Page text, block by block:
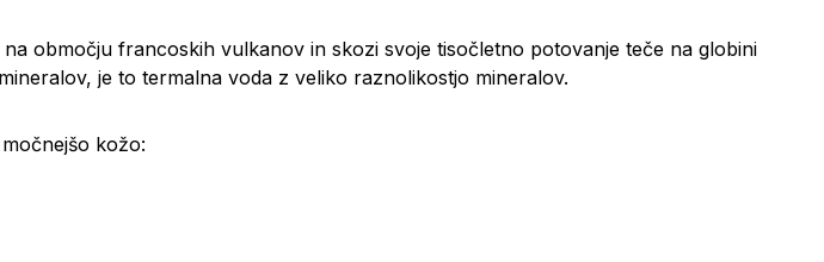
območju francoskih vulkanov in skozi svoje tisočletno potovanje teče na globini
je to termalna voda z veliko raznolikostjo mineralov.
kožo: